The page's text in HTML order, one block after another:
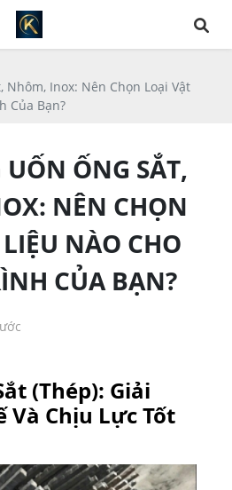
Nhôm, Inox: Nên Chọn Loại Vật
Của Bạn?
UỐN ỐNG SẮT,
NÊN CHỌN
NÀO CHO
CỦA BẠN?
(Thép): Giải
Và Chịu Lực Tốt